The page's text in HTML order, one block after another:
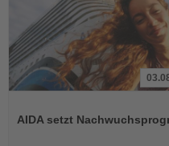
dieAIDA setzt